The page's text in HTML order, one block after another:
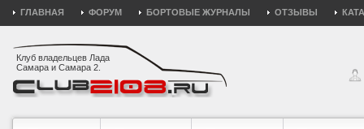
ГЛАВНАЯ ФОРУМ БОРТОВЫЕ ЖУРНАЛЫ ОТЗЫВЫ
Клуб владельцев Лада
Самара и Самара 2.